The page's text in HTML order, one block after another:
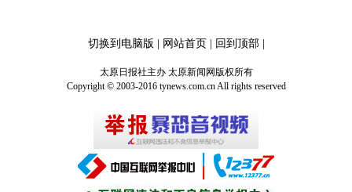
切换到电脑版 | 网站首页| 回到顶部|
太原日报社主办 太原新闻网版权所有
Copyright © 2003-2016 tynews.com.cn All rights reserved